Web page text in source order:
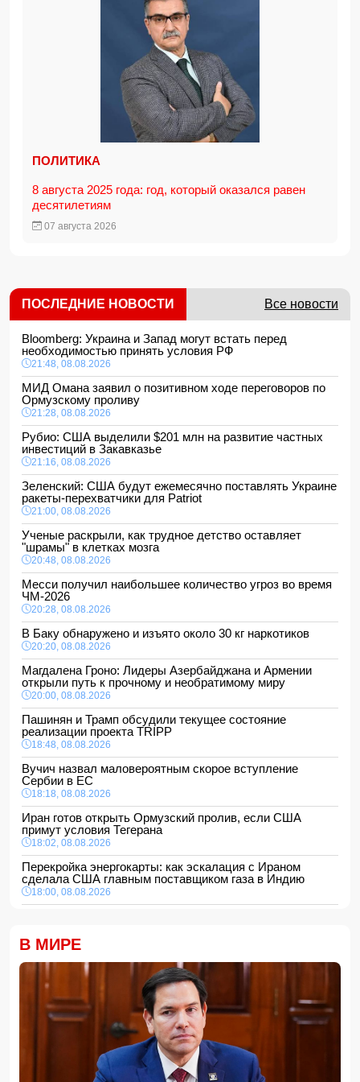
ПОЛИТИКА
8 августа 2025 года: год, который оказался равен
десятилетиям
07 августа 2026
ПОСЛЕДНИЕ НОВОСТИ Все новости
Bloomberg: Украина и Запад могут встать перед
необходимостью принять условия РФ
21:48, 08.08.2026
МИД Омана заявил о позитивном ходе переговоров по
Ормузскому проливу
21:28, 08.08.2026
Рубио: США выделили $201 млн на развитие частных
инвестиций в Закавказье
21:16, 08.08.2026
Зеленский: США будут ежемесячно поставлять Украине
ракеты-перехватчики для Patriot
21:00, 08.08.2026
Ученые раскрыли, как трудное детство оставляет
"шрамы" в клетках мозга
20:48, 08.08.2026
Месси получил наибольшее количество угроз во время
ЧМ-2026
20:28, 08.08.2026
В Баку обнаружено и изъято около 30 кг наркотиков
20:20, 08.08.2026
Магдалена Гроно: Лидеры Азербайджана и Армении
открыли путь к прочному и необратимому миру
20:00, 08.08.2026
Пашинян и Трамп обсудили текущее состояние
реализации проекта TRIPP
18:48, 08.08.2026
Вучич назвал маловероятным скорое вступление
Сербии в ЕС
18:18, 08.08.2026
Иран готов открыть Ормузский пролив, если США
примут условия Тегерана
18:02, 08.08.2026
Перекройка энергокарты: как эскалация с Ираном
сделала США главным поставщиком газа в Индию
18:00, 08.08.2026
16:48, 08.08.2026
Турция ограничивает проход коммерческих судов в
Черное море
16:28, 08.08.2026
Каковы основные признаки гормональных нарушений?-
МЧС Азербайджана выступило с экстренным
предупреждением для населения
В МИРЕ